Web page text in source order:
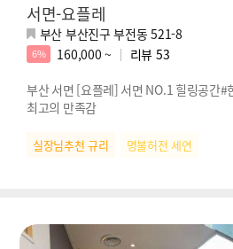
서면-요플레
부산 부산진구 부전동 521-8
6% 160,000 ~ 리뷰 53
부산 서면 [요플레] 서면 NO.1 힐링공간
최고의 만족감
실장님추천 규리 명불허전 세연